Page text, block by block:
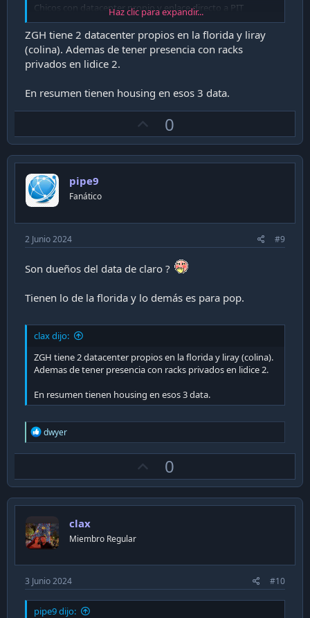
Chicos con datacenter propio y enlace directo a PIT
ZGH
Orbyta
PowerHost
Grandes ( con precio mas competitivo )
EdgeConnex
Cuéntanos como van los precios
Haz clic para expandir...
ZGH tiene 2 datacenter propios en la florida y liray
(colina). Ademas de tener presencia con racks
privados en lidice 2.
En resumen tienen housing en esos 3 data.
p
v
0
pipe9
Fanático
2 Junio 2024 #9
Son dueños del data de claro ?
Tienen lo de la florida y lo demás es para pop.
clax dijo:
ZGH tiene 2 datacenter propios en la florida y liray (colina).
Ademas de tener presencia con racks privados en lidice 2.
En resumen tienen housing en esos 3 data.
R
e
a
i
o
n
:
dwyer
p
v
0
clax
Miembro Regular
3 Junio 2024 #10
pipe9 dijo: